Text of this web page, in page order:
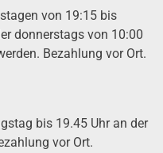
von 19:15 bis
don­ners­tags von 10:00
Bezah­lung vor Ort.
bis 19.45 Uhr an der
vor Ort.